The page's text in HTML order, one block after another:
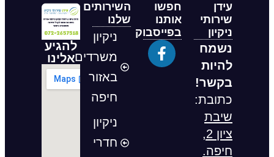
עידן
שירותי
ניקיון
נשמח
להיות
בקשר!
כתובת:
שיבת
ציון 2,
חיפה.
חפשו
אותנו
בפייסבוק
השירותים
שלנו
ניקיון
משרדים
באזור
חיפה
ניקיון
חדרי
להגיע
אלינו